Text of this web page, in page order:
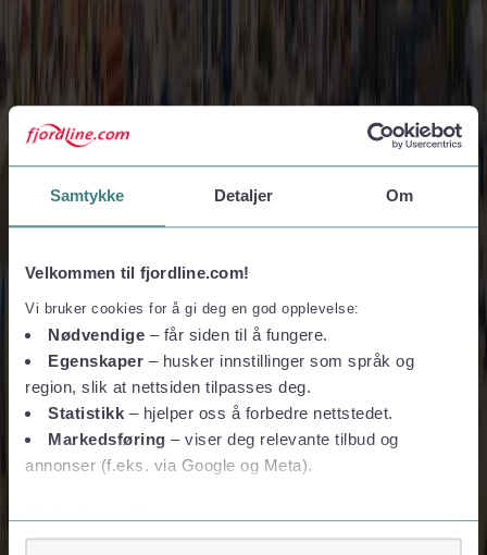
Samtykke Detaljer Om
Velkommen til fjordline.com!
Vi bruker cookies for å gi deg en god opplevelse:
Nødvendige – får siden til å fungere.
Egenskaper – husker innstillinger som språk og
region, slik at nettsiden tilpasses deg.
Statistikk – hjelper oss å forbedre nettstedet.
Markedsføring – viser deg relevante tilbud og
annonser (f.eks. via Google og Meta).
Vil du vite mer?
Om informasjonskapsler
Jobb i Fjord Line
Ledige stillingerSlik er vi organisert
Firma- og gruppereiser
FirmaturGruppereiser
Taxfree og shopping
Taxfree-kataloger Tollbestemmelser og taxfree-kvoter
Følg oss